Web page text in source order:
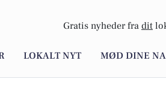
Gratis nyheder fra dit
LOKALT NYT MØD DINE